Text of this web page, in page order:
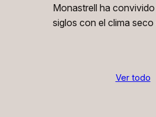
Monastrell ha
siglos con el clima
Ver todo